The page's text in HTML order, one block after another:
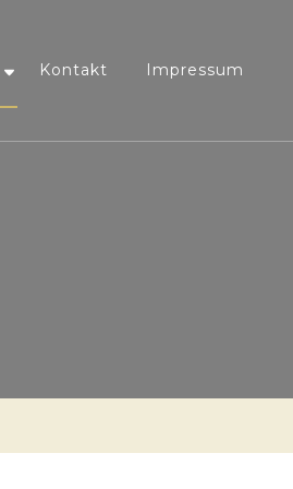
Kontakt Impressum